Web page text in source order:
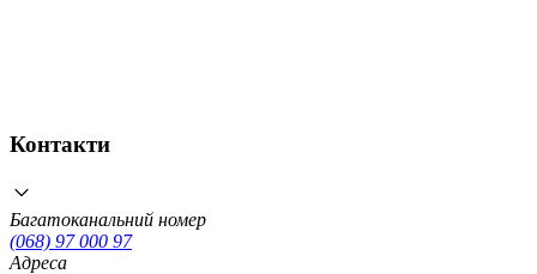
Контакти
Багатоканальний номер
(068) 97 000 97
Адреса